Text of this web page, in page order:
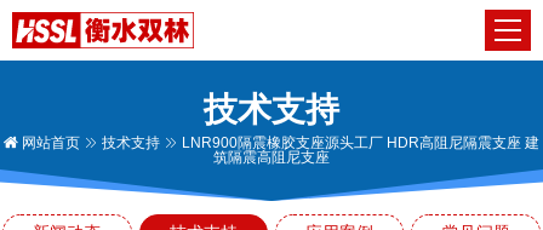
技术支持
网站首页 技术支持
LNR900隔震橡胶支座源头工厂 HDR高阻尼隔震支座 建
筑隔震高阻尼支座